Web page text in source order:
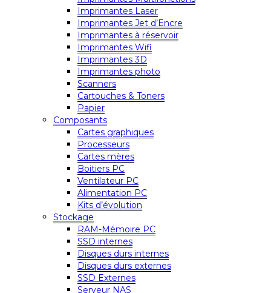
Imprimantes Laser
Imprimantes Jet d’Encre
Imprimantes à réservoir
Imprimantes Wifi
Imprimantes 3D
Imprimantes photo
Scanners
Cartouches & Toners
Papier
Composants
Cartes graphiques
Processeurs
Cartes mères
Boitiers PC
Ventilateur PC
Alimentation PC
Kits d’évolution
Stockage
RAM-Mémoire PC
SSD internes
Disques durs internes
Disques durs externes
SSD Externes
Serveur NAS